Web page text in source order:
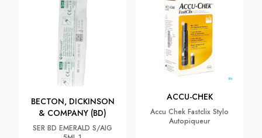
BECTON, DICKINSON
& COMPANY (BD)
SER BD EMERALD S/AIG
ACCU-CHEK
Accu Chek Fastclix Stylo
Autopiqueur